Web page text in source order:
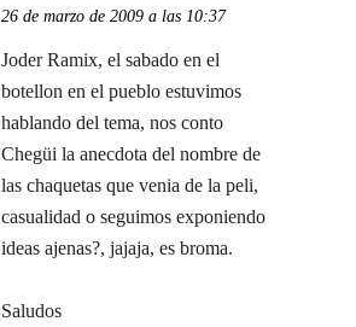
26 de marzo de 2009 a las 10:37
Joder Ramix, el sabado en el
botellon en el pueblo estuvimos
hablando del tema, nos conto
Chegüi la anecdota del nombre de
las chaquetas que venia de la peli,
casualidad o seguimos exponiendo
ideas ajenas?, jajaja, es broma.
Saludos